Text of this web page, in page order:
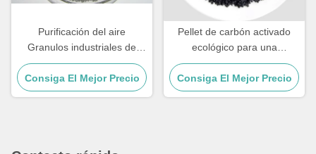
Purificación del aire
Granulos industriales de
carbón activado para la
purificación del agua del
grifo
Consiga El Mejor Precio
Pellet de carbón activado
ecológico para una
purificación eficiente del aire
del agua
Consiga El Mejor Precio